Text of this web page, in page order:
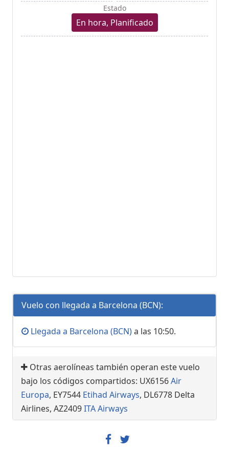
Estado
En hora, Planificado
Vuelo con llegada a Barcelona (BCN):
Llegada a Barcelona (BCN)a las 10:50.
Otras aerolíneas también operan este vuelo
bajo los códigos compartidos: UX6156Air
Europa, EY7544 Etihad Airways, DL6778 Delta
Airlines, AZ2409ITA Airways